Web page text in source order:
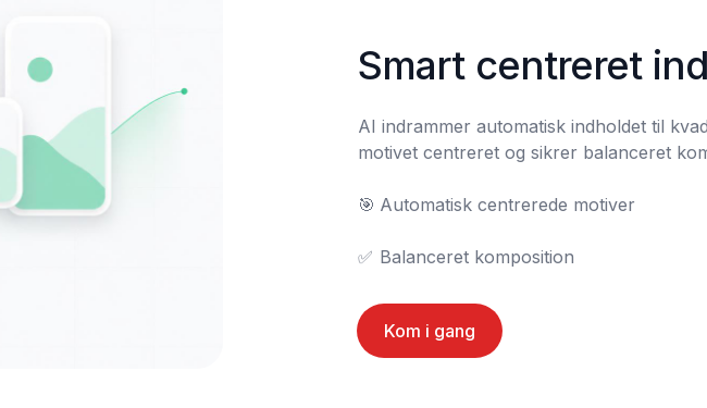
Smart centreret
AI indrammer automatisk indholdet til
motivet centreret og sikrer balanceret
🎯	Automatisk centrerede motiver
✅	Balanceret komposition
Kom i gang